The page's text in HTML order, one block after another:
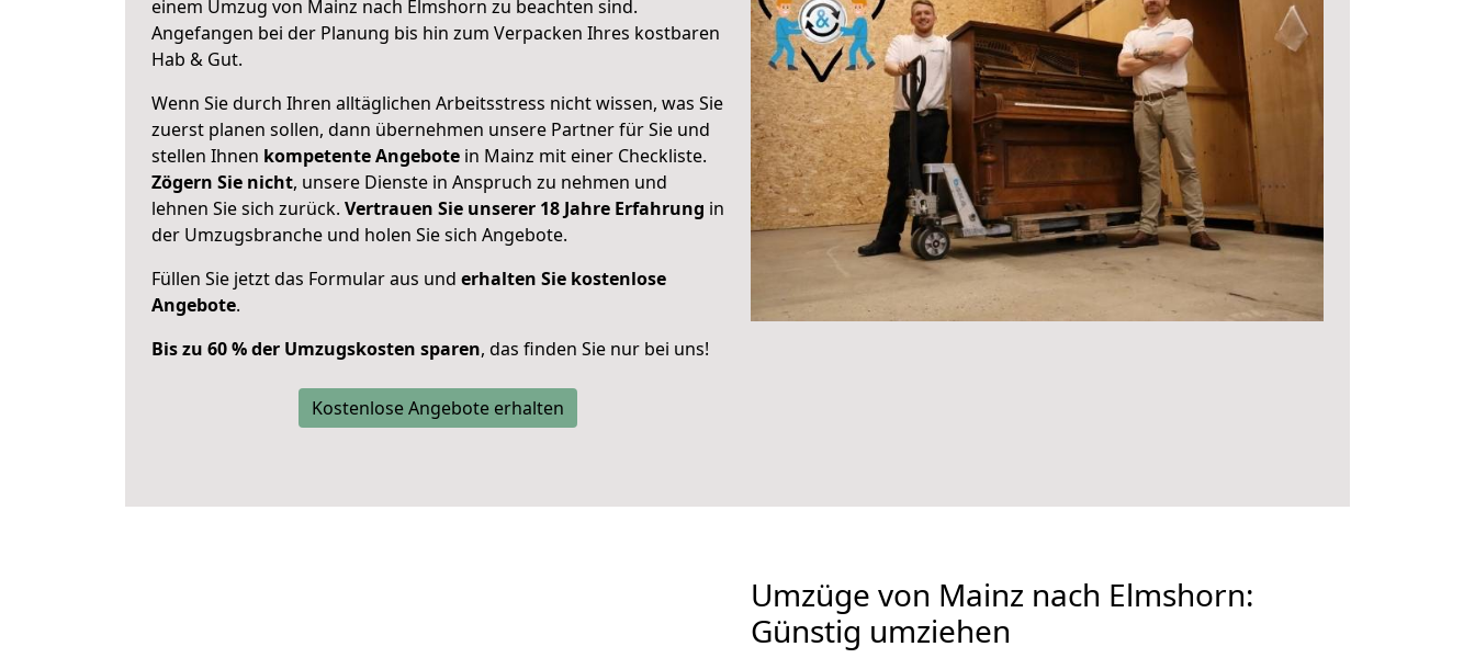
einem Umzug von Mainz nach Elmshorn zu beachten sind.
Angefangen bei der Planung bis hin zum Verpacken Ihres kostbaren
Hab & Gut.
Wenn Sie durch Ihren alltäglichen Arbeitsstress nicht wissen, was Sie
zuerst planen sollen, dann übernehmen unsere Partner für Sie und
stellen Ihnen kompetente Angebote in Mainz mit einer Checkliste.
Zögern Sie nicht, unsere Dienste in Anspruch zu nehmen und
lehnen Sie sich zurück. Vertrauen Sie unserer 18 Jahre Erfahrung in
der Umzugsbranche und holen Sie sich Angebote.
Füllen Sie jetzt das Formular aus und erhalten Sie kostenlose
Angebote.
Bis zu 60 % der Umzugskosten sparen, das finden Sie nur bei uns!
Kostenlose Angebote erhalten
Umzüge von Mainz nach Elmshorn:
Günstig umziehen